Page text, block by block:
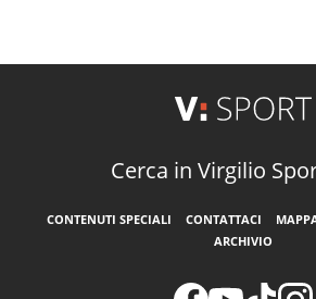
Cerca in Virgilio
CONTENUTI SPECIALI CONTATTACI
ARCHIVIO